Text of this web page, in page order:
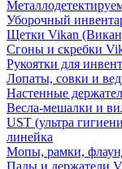
Уборочный
Щетки Vikan
Сгоны и скребки
Рукоятки для
Лопаты, совки и
Настенные
Весла-мешалки и
UST (ультра
линейка
Мопы, рамки,